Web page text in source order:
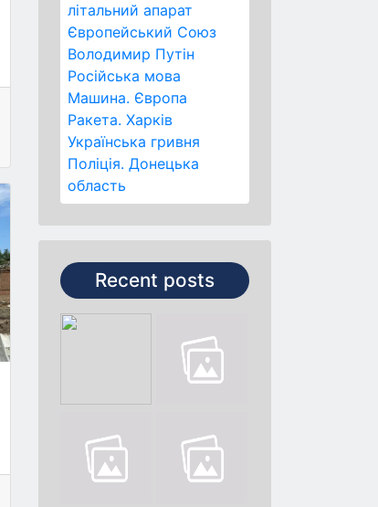
літальний апарат
Європейський Союз
Володимир Путін
Російська мова
Машина. Європа
Ракета. Харків
Українська гривня
Поліція. Донецька
область
Recent posts